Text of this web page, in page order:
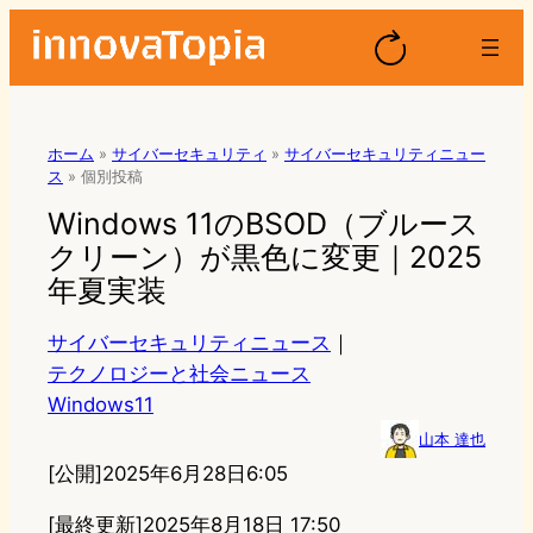
ホーム » サイバーセキュリティ » サイバーセキュリティニュー
ス » 個別投稿
Windows 11のBSOD（ブルース
クリーン）が黒色に変更｜2025
年夏実装
サイバーセキュリティニュース ｜
テクノロジーと社会ニュース
Windows11
山本 達也
[公開]2025年6月28日6:05
[最終更新]2025年8月18日 17:50